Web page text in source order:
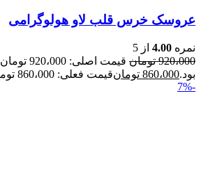
عروسک خرس قلب لاو هولوگرامی
نمره 4.00 از 5
920،000 تومان
قیمت اصلی: 920،000 تومان
بود.860،000 تومانقیمت فعلی: 860،000 تومان.
-7%